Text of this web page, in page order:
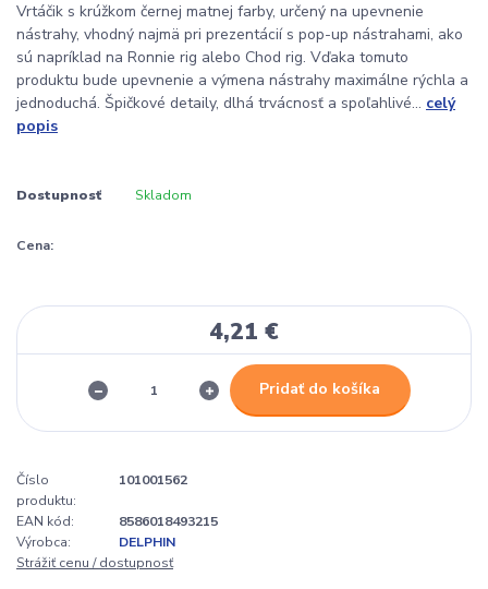
Vrtáčik s krúžkom černej matnej farby, určený na upevnenie
nástrahy, vhodný najmä pri prezentácií s pop-up nástrahami, ako
sú napríklad na Ronnie rig alebo Chod rig. Vďaka tomuto
produktu bude upevnenie a výmena nástrahy maximálne rýchla a
jednoduchá. Špičkové detaily, dlhá trvácnosť a spoľahlivé... celý
popis
Dostupnosť Skladom
Cena:
4,21 €
Pridať do košíka
Číslo
produktu:
101001562
EAN kód:
8586018493215
Výrobca:
DELPHIN
Strážiť cenu / dostupnosť